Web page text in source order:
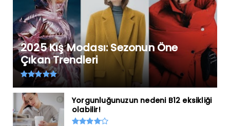
2025 Kış Modası: Sezonun Öne
Çıkan Trendleri
Yorgunluğunuzun nedeni B12 eksikliği
olabilir!